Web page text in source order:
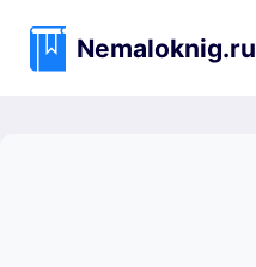
содержимому
Nemaloknig.ru